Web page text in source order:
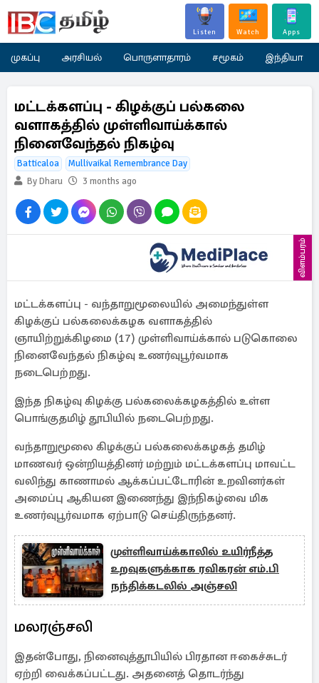
Listen Watch Apps
முகப்பு அரசியல் பொருளாதாரம் சமூகம் இந்தியா
மட்டக்களப்பு - கிழக்குப் பல்கலை
வளாகத்தில் முள்ளிவாய்க்கால்
நினைவேந்தல் நிகழ்வு
Batticaloa
Mullivaikal Remembrance Day
By Dharu
3 months ago
விளம்பரம்
மட்டக்களப்பு - வந்தாறுமூலையில் அமைந்துள்ள
கிழக்குப் பல்கலைக்கழக வளாகத்தில்
ஞாயிற்றுக்கிழமை (17) முள்ளிவாய்க்கால் படுகொலை
நினைவேந்தல் நிகழ்வு உணர்வுபூர்வமாக
நடைபெற்றது.
இந்த நிகழ்வு கிழக்கு பல்கலைக்கழகத்தில் உள்ள
பொங்குதமிழ் தூபியில் நடைபெற்றது.
வந்தாறுமூலை கிழக்குப் பல்கலைக்கழகத் தமிழ்
மாணவர் ஒன்றியத்தினர் மற்றும் மட்டக்களப்பு மாவட்ட
வலிந்து காணாமல் ஆக்கப்பட்டோரின் உறவினர்கள்
அமைப்பு ஆகியன இணைந்து இந்நிகழ்வை மிக
உணர்வுபூர்வமாக ஏற்பாடு செய்திருந்தனர்.
முள்ளிவாய்க்காலில் உயிர்நீத்த
உறவுகளுக்காக ரவிகரன் எம்.பி
நந்திக்கடலில் அஞ்சலி
மலரஞ்சலி
இதன்போது, நினைவுத்தூபியில் பிரதான ஈகைச்சுடர்
ஏற்றி வைக்கப்பட்டது. அதனைத் தொடர்ந்து